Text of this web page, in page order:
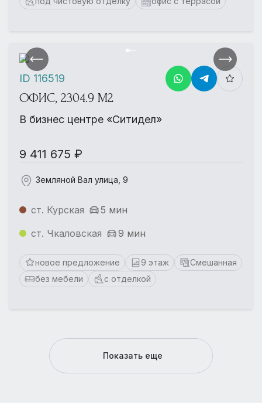
ОФИС, 2304.9 М2
В бизнес центре «Ситидел»
9 411 675 ₽
Земляной Вал улица, 9
ст. Курская
5 мин
ст. Чкаловская
9 мин
новое предложение 9 этаж
Смешанная
без мебели
с отделкой
ID 116519
Показать еще